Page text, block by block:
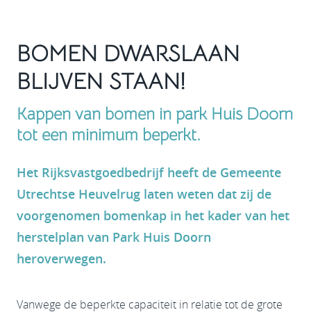
BOMEN DWARSLAAN
BLIJVEN STAAN!
Kappen van bomen in park Huis Doorn
tot een minimum beperkt.
Het Rijksvastgoedbedrijf heeft de Gemeente
Utrechtse Heuvelrug laten weten dat zij de
voorgenomen bomenkap in het kader van het
herstelplan van Park Huis Doorn
heroverwegen.
Vanwege de beperkte capaciteit in relatie tot de grote